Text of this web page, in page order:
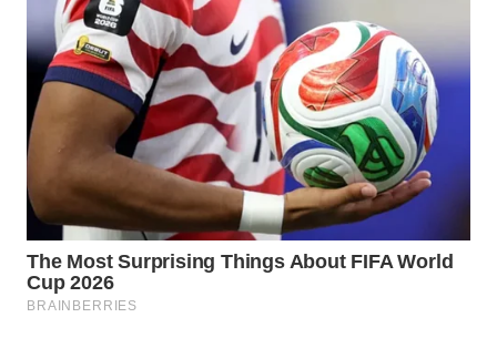
TINGGI
WN
PAKPAK
KARAWANG
WN
BEKASI
WN